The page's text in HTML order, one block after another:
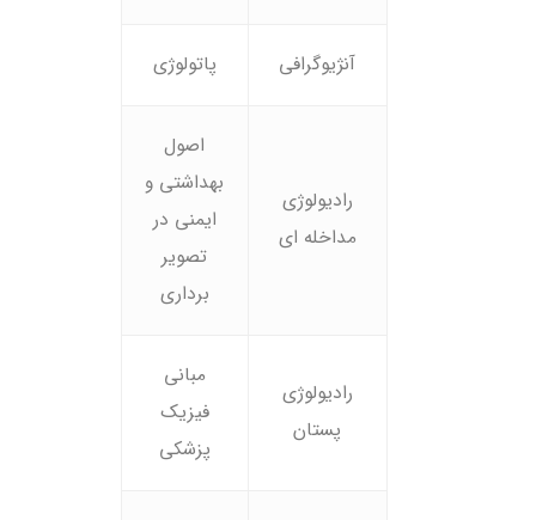
آنژیوگرافی پاتولوژی
رادیولوژی
مداخله ای
اصول
بهداشتی و
ایمنی در
تصویر
برداری
رادیولوژی
پستان
مبانی
فیزیک
پزشکی